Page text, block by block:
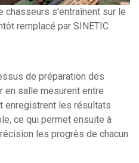
chasseurs s’entraînent sur le
remplacé par SINETIC
de préparation des
salle mesurent entre
enregistrent les résultats
ce qui permet ensuite à
les progrès de chacun